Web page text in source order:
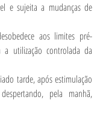
e sujeita a mudanças de
aos limites pré-
a utilização controlada da
tarde, após estimulação
pela manhã,